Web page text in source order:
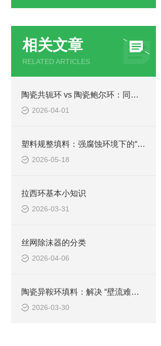
相关文章
RELATED ARTICLES
陶瓷共轭环 vs 陶瓷鲍尔环：同是高效填料，该怎么选？
2026-04-01
塑料规整填料：强腐蚀环境下的“轻量化卫士”
2026-05-18
拉西环基本小知识
2026-03-31
丝网除沫器的分类
2026-04-06
陶瓷异鞍环填料：解决 “壁流难题” 的升级款高效鞍形填料
2026-03-30